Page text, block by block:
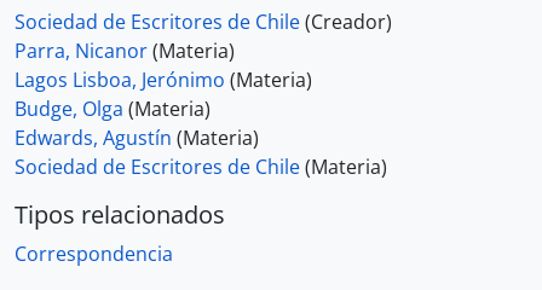
Sociedad de Escritores de Chile(Creador)
Parra, Nicanor(Materia)
Lagos Lisboa, Jerónimo (Materia)
Budge, Olga (Materia)
Edwards, Agustín (Materia)
Sociedad de Escritores de Chile(Materia)
Tipos relacionados
Correspondencia